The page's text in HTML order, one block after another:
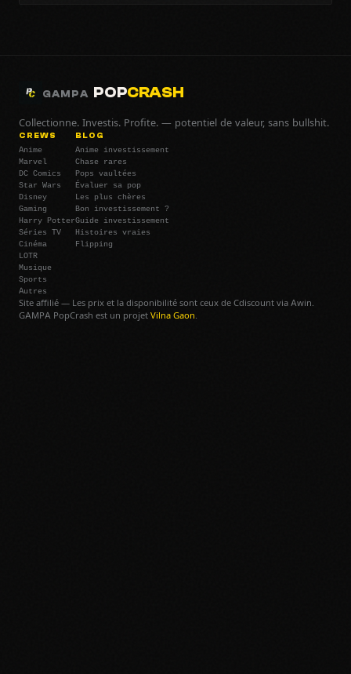
GAMPA POPCRASH
Collectionne. Investis. Profite. — potentiel de valeur, sans bullshit.
CREWS
Anime
Marvel
DC Comics
Star Wars
Disney
Gaming
Harry Potter
Séries TV
Cinéma
LOTR
Musique
Sports
Autres
BLOG
Anime investissement
Chase rares
Pops vaultées
Évaluer sa pop
Les plus chères
Bon investissement ?
Guide investissement
Histoires vraies
Flipping
Site affilié — Les prix et la disponibilité sont ceux de Cdiscount via Awin.
GAMPA PopCrash est un projet Vilna Gaon.